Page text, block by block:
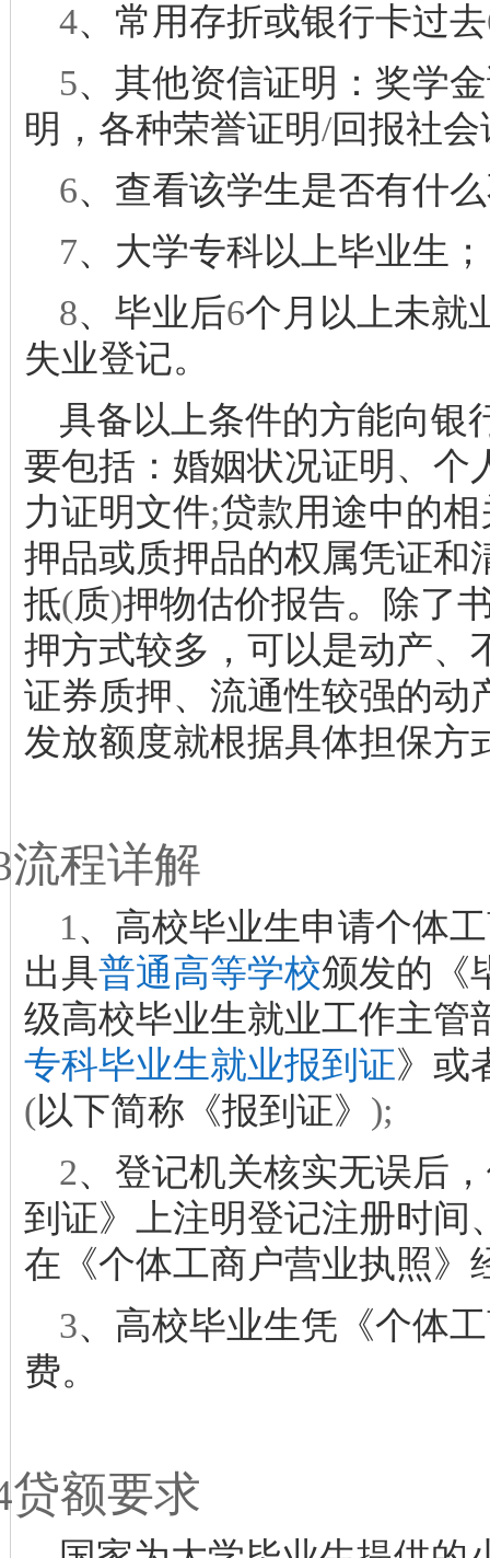
4、常用存折或银行卡过去
5、其他资信证明：奖学
明，各种荣誉证明/回报社
6、查看该学生是否有什
7、大学专科以上毕业生；
8、毕业后6个月以上未就
失业登记。
具备以上条件的方能向银
要包括：婚姻状况证明、个
力证明文件;贷款用途中的
押品或质押品的权属凭证和
抵(质)押物估价报告。除了
押方式较多，可以是动产、
证券质押、流通性较强的动
发放额度就根据具体担保方
流程详解
1 、高校毕业生申请个体
出具普通高等学校颁发的《
级高校毕业生就业工作主管
专科毕业生就业报到证》或
(以下简称《报到证》 );
2、登记机关核实无误后
到证》上注明登记注册时间
在《个体工商户营业执照》
3、高校毕业生凭《个体
费。
贷额要求